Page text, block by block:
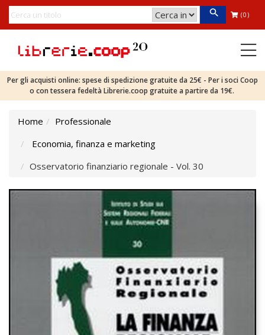
(0)
Per gli acquisti online: spese di spedizione gratuite da 25€ - Per i soci Coop
o con tessera fedeltà Librerie.coop gratuite a partire da 19€.
Home
Professionale
Economia, finanza e marketing
Osservatorio finanziario regionale - Vol. 30